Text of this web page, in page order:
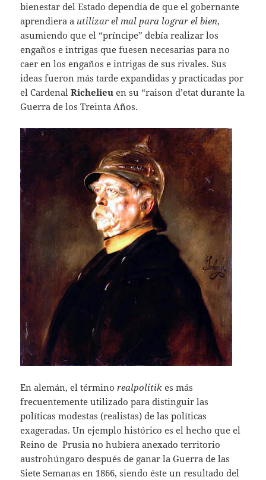
bienestar del Estado dependía de que el gobernante
aprendiera a utilizar el mal para lograr el bien,
asumiendo que el “príncipe” debía realizar los
engaños e intrigas que fuesen necesarias para no
caer en los engaños e intrigas de sus rivales. Sus
ideas fueron más tarde expandidas y practicadas por
el CardenalRichelieu en su “raison d’etat durante la
Guerra de los Treinta Años.
En alemán, el términorealpolitik es más
frecuentemente utilizado para distinguir las
políticas modestas (realistas) de las políticas
exageradas. Un ejemplo histórico es el hecho que el
Reino de Prusia no hubiera anexado territorio
austrohúngaro después de ganar la Guerra de las
Siete Semanas en 1866, siendo éste un resultado del